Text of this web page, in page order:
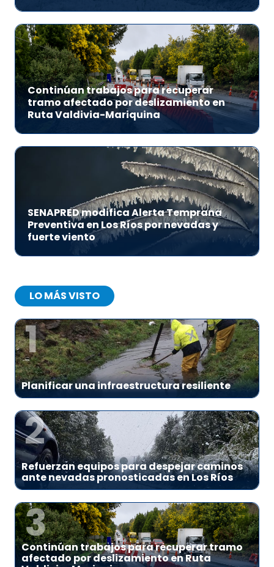
Continúan trabajos para recuperar
tramo afectado por deslizamiento en
Ruta Valdivia-Mariquina
SENAPRED modifica Alerta Temprana
Preventiva en Los Ríos por nevadas y
fuerte viento
LO MÁS VISTO
1
Planificar una infraestructura resiliente
2
Refuerzan equipos para despejar caminos
ante nevadas pronosticadas en Los Ríos
3
Continúan trabajos para recuperar tramo
afectado por deslizamiento en Ruta